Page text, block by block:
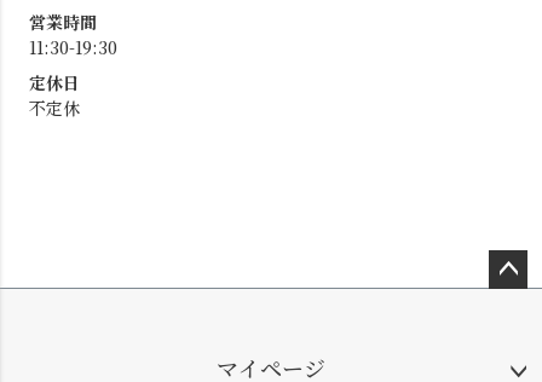
営業時間
11:30-19:30
定休日
不定休
マイページ